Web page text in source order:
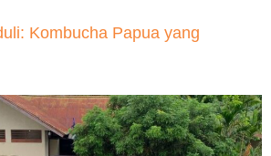
Kombucha Papua yang